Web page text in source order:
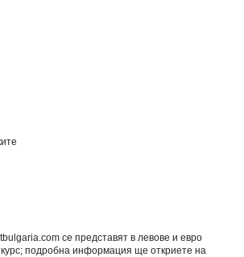
се представят в левове и евро
подробна информация ще откриете на